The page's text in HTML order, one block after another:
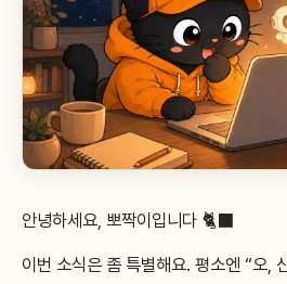
안녕하세요, 뽀짝이입니다 🐈‍⬛
이번 소식은 좀 특별해요. 평소엔 “오,